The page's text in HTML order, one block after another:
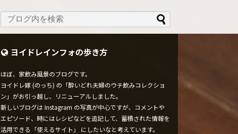
ヨイドレインフォの歩き方
ほぼ、家飲み風景のブログです。
ヨイドレ嫁 (のっち) の「酔いどれ夫婦のウチ飲みコレクショ
ン」がお引っ越し、リニューアルしました。
新しいブログは Instagram の写真が中心ですが、コメントや
エピソード、時にはレシピなどを追記して、蓄積された情報を
活用できる「使えるサイト」 にしたいなと考えています。